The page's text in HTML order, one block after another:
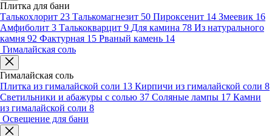
Плитка для бани
Талькохлорит 23 Талькомагнезит 50 Пироксенит 14 Змеевик 16
Амфиболит 3 Талькокварцит 9 Для камина 78 Из натурального
камня 92 Фактурная 15 Рваный камень 14
Гималайская соль
Гималайская соль
Плитка из гималайской соли 13 Кирпичи из гималайской соли 8
Светильники и абажуры с солью 37 Соляные лампы 17 Камни
из гималайской соли 8
Освещение для бани